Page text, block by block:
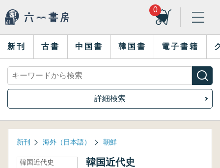
0
新刊 古書 中国書 韓国書 電子書籍
詳細検索
新刊 海外（日本語） 朝鮮
韓国近代史 韓国近代史